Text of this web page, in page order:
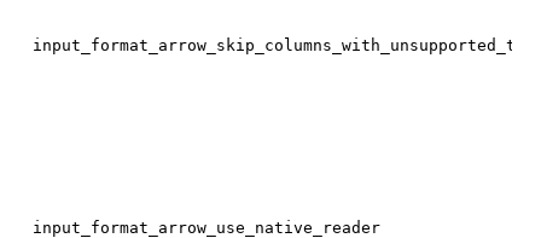
input_format_arrow_use_native_reader